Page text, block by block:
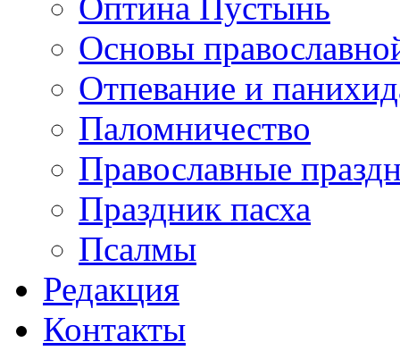
Основы
Отпевание и
Паломничество
Православные
Праздник пасха
Псалмы
Редакция
Контакты